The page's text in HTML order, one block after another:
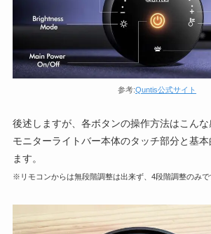
参考:Quntis公式サイト
後述しますが、各ボタンの操作方法はこんな
モニターライトバー本体のタッチ部分と基
ます。
※リモコンからは無段階調整は出来ず、4段階調整のみで